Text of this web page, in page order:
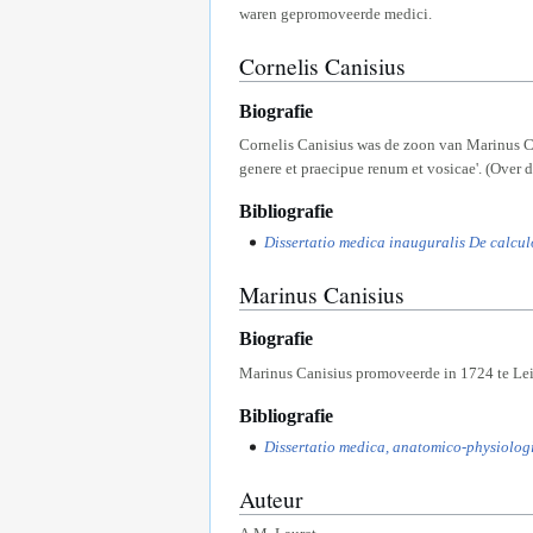
waren gepromoveerde medici.
Cornelis Canisius
Biografie
Cornelis Canisius was de zoon van Marinus
genere et praecipue renum et vosicae'.
Bibliografie
Dissertatio medica inauguralis De
Marinus Canisius
Biografie
Marinus Canisius promoveerde in 1724 te
Bibliografie
Dissertatio medica, anatomico-
Auteur